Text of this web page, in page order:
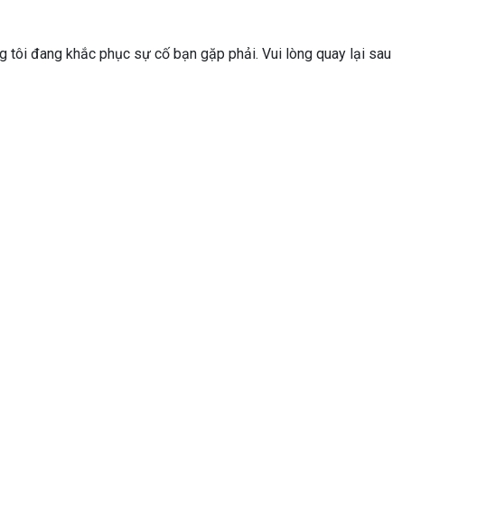
tôi đang khắc phục sự cố bạn gặp phải. Vui lòng quay lại sau